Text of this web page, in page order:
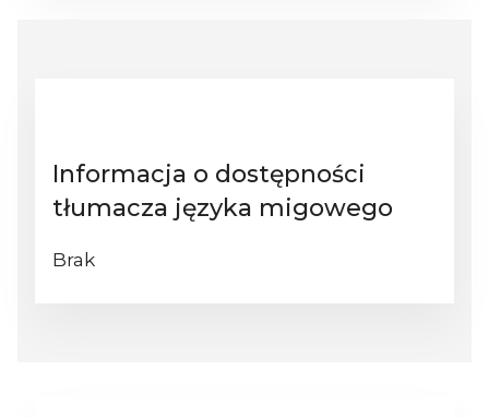
Informacja o dostępności
tłumacza języka migowego
Brak